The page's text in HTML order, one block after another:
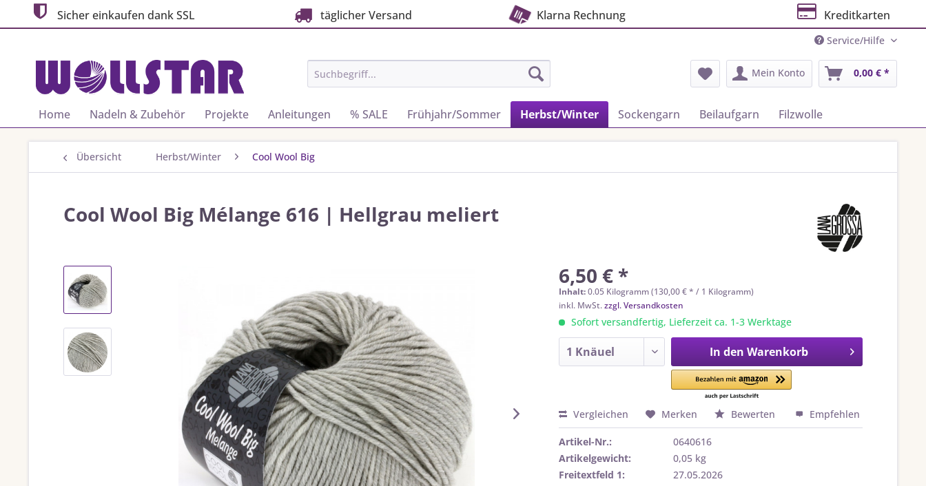
Sicher einkaufen dank SSL täglicher Versand Klarna Rechnung Kreditkarten
Service/Hilfe
Mein Konto 0,00 € *
Home Nadeln & Zubehör Projekte Anleitungen % SALE Frühjahr/Sommer Herbst/Winter Sockengarn Beilaufgarn Filzwolle
Übersicht Herbst/Winter Cool Wool Big
Cool Wool Big Mélange 616 | Hellgrau meliert
6,50 € *
Inhalt:0.05 Kilogramm (130,00 € * / 1 Kilogramm)
inkl. MwSt.zzgl. Versandkosten
Sofort versandfertig, Lieferzeit ca. 1-3 Werktage
In den Warenkorb
Vergleichen Merken Bewerten Empfehlen
Artikel-Nr.:
0640616
Artikelgewicht:
0,05 kg
Freitextfeld 1:
27.05.2026